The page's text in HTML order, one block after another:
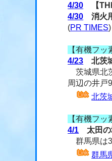
4/30 【
4/30 消火
(PR TIMES)
【有機フッ
4/23 北茨
茨城県北
周辺の井戸
北茨
【有機フッ
4/1 太田の
群馬県は
群馬